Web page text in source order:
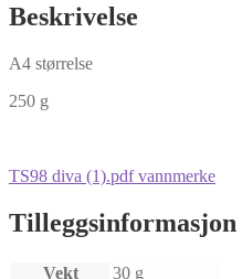
Beskrivelse
A4 størrelse
250 g
TS98 diva (1).pdf vannmerke
Tilleggsinformasjon
Vekt
30 g